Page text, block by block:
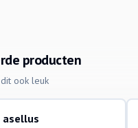
producten
ook leuk
asellus